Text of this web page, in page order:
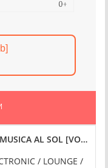
FLAC
INTRODUCING: THE
AL SOL [VOL. 1]
/ LOUNGE /